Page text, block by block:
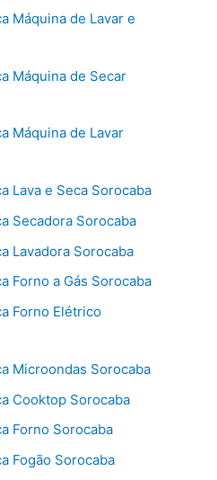
Máquina de Lavar e
Máquina de Secar
Máquina de Lavar
Lava e Seca Sorocaba
Secadora Sorocaba
Lavadora Sorocaba
Forno a Gás Sorocaba
Forno Elétrico
Microondas Sorocaba
Cooktop Sorocaba
Forno Sorocaba
Fogão Sorocaba